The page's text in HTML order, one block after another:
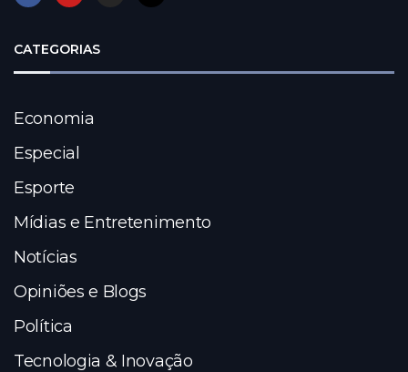
CATEGORIAS
Economia
Especial
Esporte
Mídias e Entretenimento
Notícias
Opiniões e Blogs
Política
Tecnologia & Inovação